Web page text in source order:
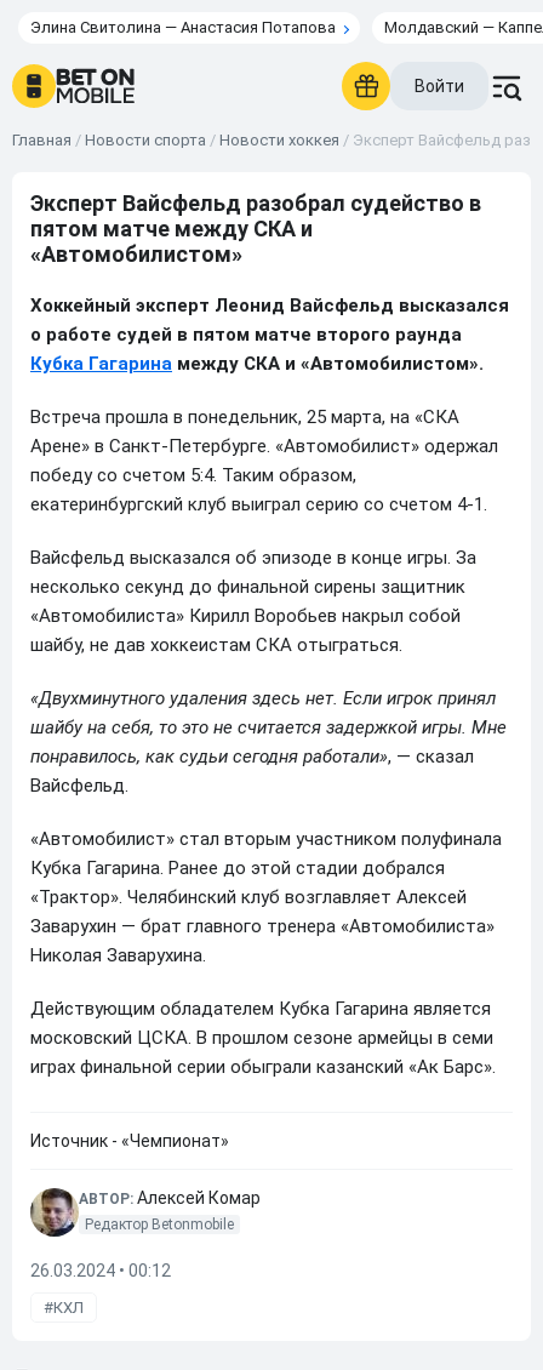
Элина Свитолина — Анастасия Потапова Молдавский —
Войти
Главная / Новости спорта / Новости хоккея / Эксперт Вайсфельд
Эксперт Вайсфельд разобрал судейство в
пятом матче между СКА и
«Автомобилистом»
Хоккейный эксперт Леонид Вайсфельд высказался
о работе судей в пятом матче второго раунда
Кубка Гагарина между СКА и «Автомобилистом».
Встреча прошла в понедельник, 25 марта, на «СКА
Арене» в Санкт-Петербурге. «Автомобилист» одержал
победу со счетом 5:4. Таким образом,
екатеринбургский клуб выиграл серию со счетом 4-1.
Вайсфельд высказался об эпизоде в конце игры. За
несколько секунд до финальной сирены защитник
«Автомобилиста» Кирилл Воробьев накрыл собой
шайбу, не дав хоккеистам СКА отыграться.
«Двухминутного удаления здесь нет. Если игрок принял
шайбу на себя, то это не считается задержкой игры. Мне
понравилось, как судьи сегодня работали», — сказал
Вайсфельд.
«Автомобилист» стал вторым участником полуфинала
Кубка Гагарина. Ранее до этой стадии добрался
«Трактор». Челябинский клуб возглавляет Алексей
Заварухин — брат главного тренера «Автомобилиста»
Николая Заварухина.
Действующим обладателем Кубка Гагарина является
московский ЦСКА. В прошлом сезоне армейцы в семи
играх финальной серии обыграли казанский «Ак Барс».
Источник - «Чемпионат»
АВТОР: Алексей Комар
Редактор Betonmobile
26.03.2024 • 00:12
КХЛ